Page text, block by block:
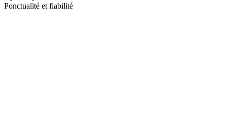
Ponctualité et fiabilité